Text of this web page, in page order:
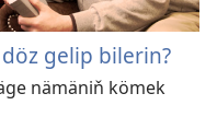
gelip bilerin?
nämäniň kömek